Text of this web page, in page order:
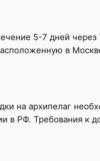
5-7 дней
в
на архипелаг
в РФ. Требования к